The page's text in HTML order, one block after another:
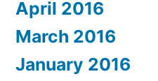
April 2016
March 2016
January 2016